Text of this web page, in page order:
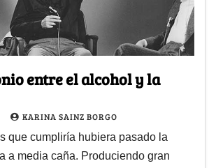
entre el alcohol y la
KARINA SAINZ BORGO
que cumpliría hubiera pasado la
a media caña. Produciendo gran